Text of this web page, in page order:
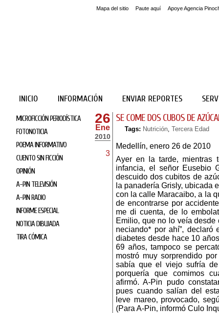
Mapa del sitio Paute aquí Apoye Agencia
INICIO INFORMACIÓN ENVIAR REPORTES
MICROFICCIÓN PERIODÍSTICA
FOTONOTICIA
POEMA INFORMATIVO
CUENTO SIN FICCIÓN
OPINIÓN
A-PIN TELEVISIÓN
A-PIN RADIO
INFORME ESPECIAL
NOTICIA DIBUJADA
TIRA CÓMICA
26
Ene
2010
3
SE COME DOS CUBOS DE
Tags: Nutrición, Tercera Edad
Medellín, enero 26 de 2010
Ayer en la tarde, mientras
infancia, el señor Eusebio
descuido dos cubitos de
la panadería Grisly, ubicada
con la calle Maracaibo, a la
de encontrarse por
me di cuenta, de lo
Emilio, que no lo veía
neciando* por ahí”, declaró
diabetes desde hace 10
69 años, tampoco se
mostró muy sorprendido
sabía que el viejo sufría
porquería que comimos
afirmó. A-Pin pudo
pues cuando salían del
leve mareo, provocado,
(Para A-Pin, informó Culo